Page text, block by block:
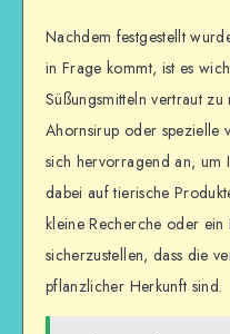
Nachdem festgestellt
in Frage kommt, ist es
Süßungsmitteln vertraut
Ahornsirup oder spezielle
sich hervorragend an, um
dabei auf tierische
kleine Recherche oder ein
sicherzustellen, dass die
pflanzlicher Herkunft sind.